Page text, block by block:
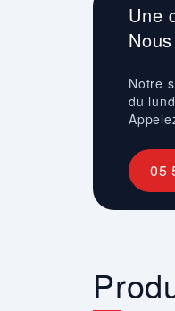
Une
Notre
du
05